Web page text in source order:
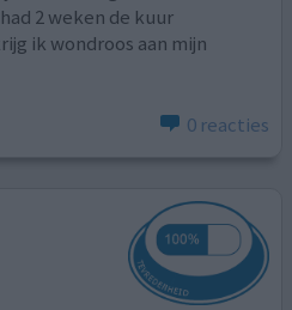
2 weken de kuur
ik wondroos aan mijn
0 reacties